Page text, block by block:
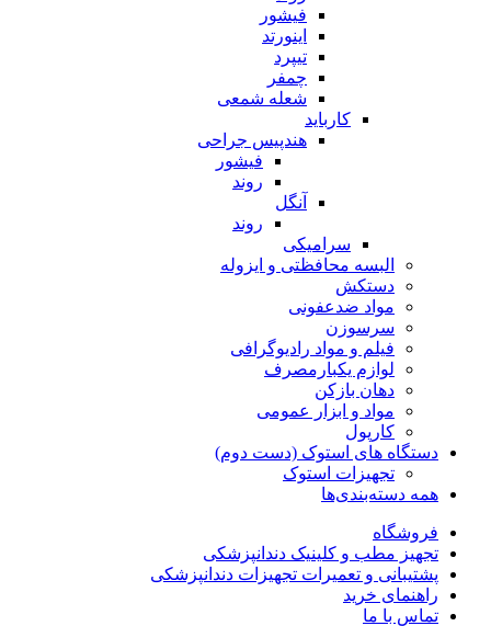
فیشور
اینورتد
تیپرد
چمفر
شعله شمعی
کارباید
هندپیس جراحی
فیشور
روند
آنگل
روند
سرامیکی
البسه محافظتی و ایزوله
دستکش
مواد ضدعفونی
سرسوزن
فیلم و مواد رادیوگرافی
لوازم یکبارمصرف
دهان بازکن
مواد و ابزار عمومی
کارپول
دستگاه های استوک (دست دوم)
تجهیزات استوک
همه دسته‌بندی‌ها
فروشگاه
تجهیز مطب و کلینیک دندانپزشکی
پشتیبانی و تعمیرات تجهیزات دندانپزشکی
راهنمای خرید
تماس با ما